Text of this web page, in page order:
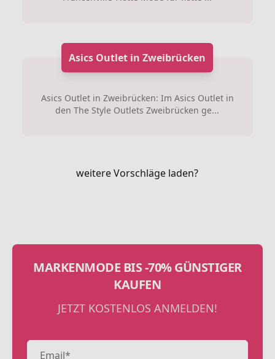
Asics Outlet in Zweibrücken
Asics Outlet in Zweibrücken: Im Asics Outlet in
den The Style Outlets Zweibrücken ge...
weitere Vorschläge laden?
MARKENMODE BIS -70% GÜNSTIGER
KAUFEN
JETZT KOSTENLOS ANMELDEN!